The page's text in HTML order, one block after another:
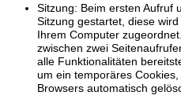
Sitzung: Beim ersten Aufruf
Sitzung gestartet, diese
Ihrem Computer
zwischen zwei
alle Funktionalitäten
um ein temporäres
Browsers automatisch